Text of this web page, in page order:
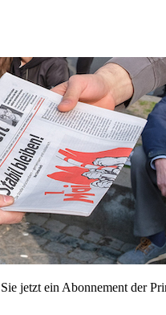
jetzt ein Abonnement der